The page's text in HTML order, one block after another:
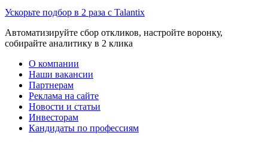
Ускорьте подбор в 2 раза с Talantix
Автоматизируйте сбор откликов, настройте воронку,
собирайте аналитику в 2 клика
О компании
Наши вакансии
Партнерам
Реклама на сайте
Новости и статьи
Инвесторам
Кандидаты по профессиям